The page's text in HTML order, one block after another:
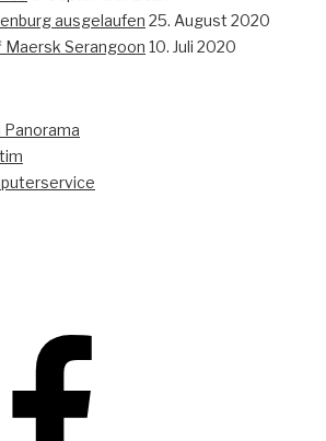
ausgelaufen 25. August 2020
Serangoon 10. Juli 2020